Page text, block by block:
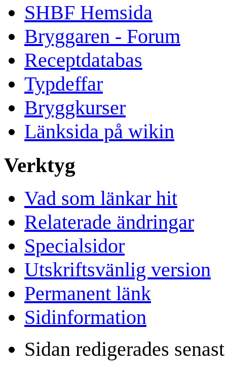
SHBF Hemsida
Bryggaren - Forum
Receptdatabas
Typdeffar
Bryggkurser
Länksida på wikin
Verktyg
Vad som länkar hit
Relaterade ändringar
Specialsidor
Utskriftsvänlig version
Permanent länk
Sidinformation
Sidan redigerades